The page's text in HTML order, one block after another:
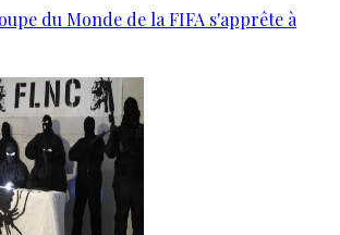
du Monde de la FIFA s'apprête à